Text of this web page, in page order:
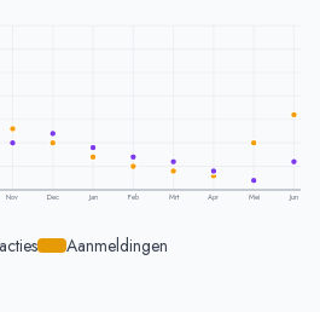
Nov Dec Jan Feb Mrt Apr Mei Jun
Aanmeldingen